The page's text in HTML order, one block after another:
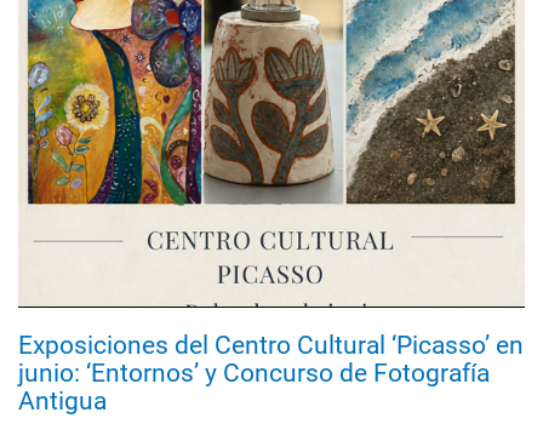
Exposiciones del Centro Cultural ‘Picasso’ en
junio: ‘Entornos’ y Concurso de Fotografía
Antigua